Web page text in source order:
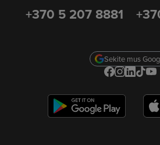
+370 5 207 8881
Sekite mus